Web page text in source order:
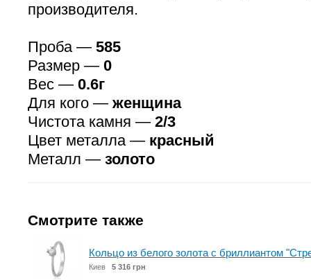
производителя.
Проба — 585
Размер — 0
Вес — 0.6г
Для кого — женщина
Чистота камня — 2/3
Цвет металла — красный
Металл — золото
Смотрите также
Кольцо из белого золота с бриллиантом
Киев 5 316 грн